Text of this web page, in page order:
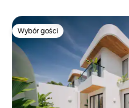
Wybór gości
Wybór gości